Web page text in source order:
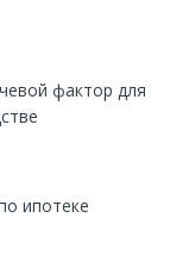
фактор для
ипотеке